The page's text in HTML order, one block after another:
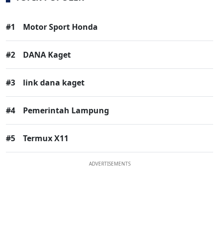
#1 Motor Sport Honda
#2 DANA Kaget
#3 link dana kaget
#4 Pemerintah Lampung
#5 Termux X11
ADVERTISEMENTS